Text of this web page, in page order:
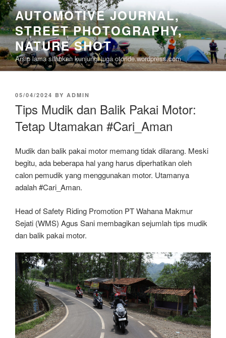
Skip
to
content
AUTOMOTIVE JOURNAL,
STREET PHOTOGRAPHY,
NATURE SHOT
Arsip lama silahkan kunjungi juga otoride.wordpress.com
POSTED
05/04/2024 BY ADMIN
Tips Mudik dan Balik Pakai Motor:
Tetap Utamakan #Cari_Aman
Mudik dan balik pakai motor memang tidak dilarang. Meski
begitu, ada beberapa hal yang harus diperhatikan oleh
calon pemudik yang menggunakan motor. Utamanya
adalah #Cari_Aman.
Head of Safety Riding Promotion PT Wahana Makmur
Sejati (WMS) Agus Sani membagikan sejumlah tips mudik
dan balik pakai motor.